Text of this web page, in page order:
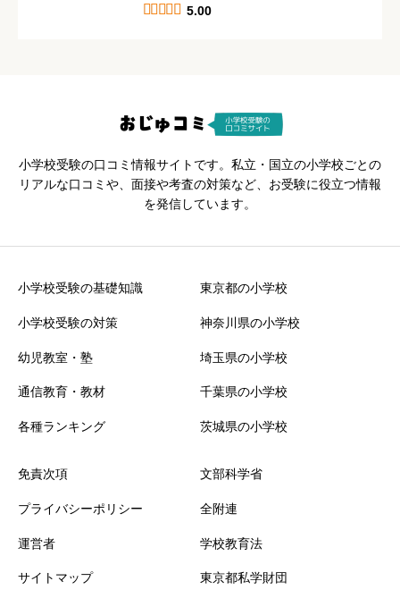
 5.00
小学校受験の口コミ情報サイトです。私立・国立の小学校ごとの
リアルな口コミや、面接や考査の対策など、お受験に役立つ情報
を発信しています。
小学校受験の基礎知識
小学校受験の対策
幼児教室・塾
通信教育・教材
各種ランキング
東京都の小学校
神奈川県の小学校
埼玉県の小学校
千葉県の小学校
茨城県の小学校
免責次項
プライバシーポリシー
運営者
サイトマップ
文部科学省
全附連
学校教育法
東京都私学財団